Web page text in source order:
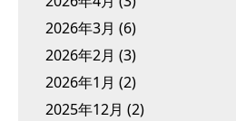
2026年3月 (6)
2026年2月 (3)
2026年1月 (2)
2025年12月 (2)